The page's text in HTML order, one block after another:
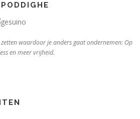
waardoor je anders gaat ondernemen: Op
en meer vrijheid.